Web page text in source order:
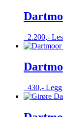
2.200,-
430,-